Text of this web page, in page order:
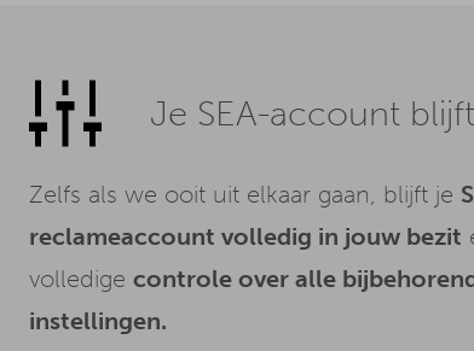
Je SEA-account
Zelfs als we ooit uit elkaar gaan, blijft je
reclameaccount volledig in jouw bezit
volledige controle over alle
instellingen.